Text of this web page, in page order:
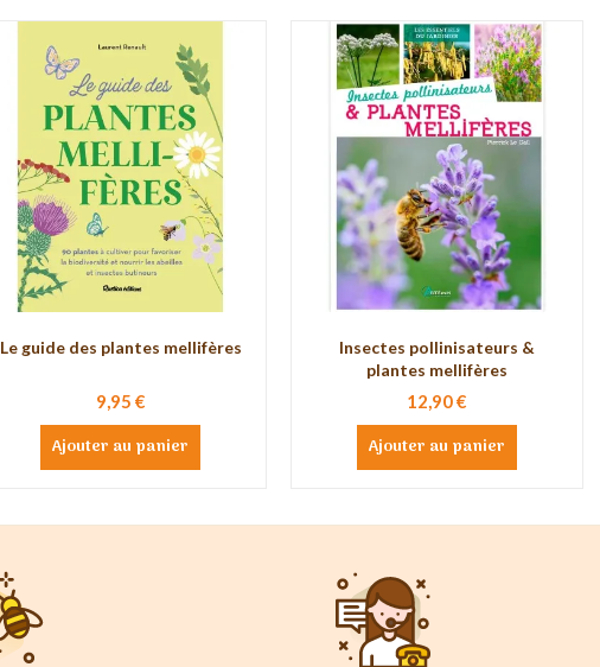
Le guide des plantes mellifères
9,95 €
Ajouter au panier
Insectes pollinisateurs &
plantes mellifères
12,90 €
Ajouter au panier